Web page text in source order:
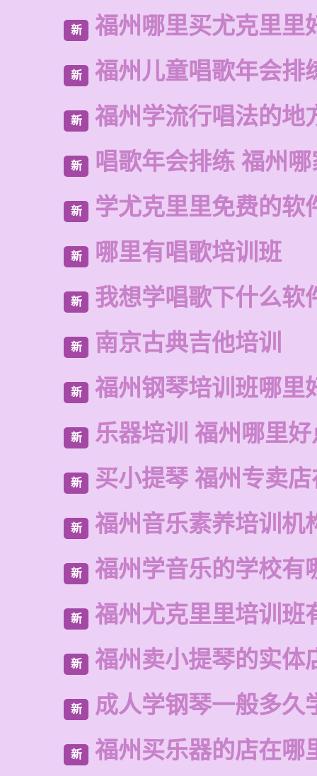
新 福州哪里买尤克里里
新 福州儿童唱歌年会排
新 福州学流行唱法的地
新 唱歌年会排练 福州
新 学尤克里里免费的软
新 哪里有唱歌培训班
新 我想学唱歌下什么软
新 南京古典吉他培训
新 福州钢琴培训班哪里
新 乐器培训 福州哪里
新 买小提琴 福州专卖
新 福州音乐素养培训机
新 福州学音乐的学校有
新 福州尤克里里培训班
新 福州卖小提琴的实体
新 成人学钢琴一般多久
新 福州买乐器的店在哪